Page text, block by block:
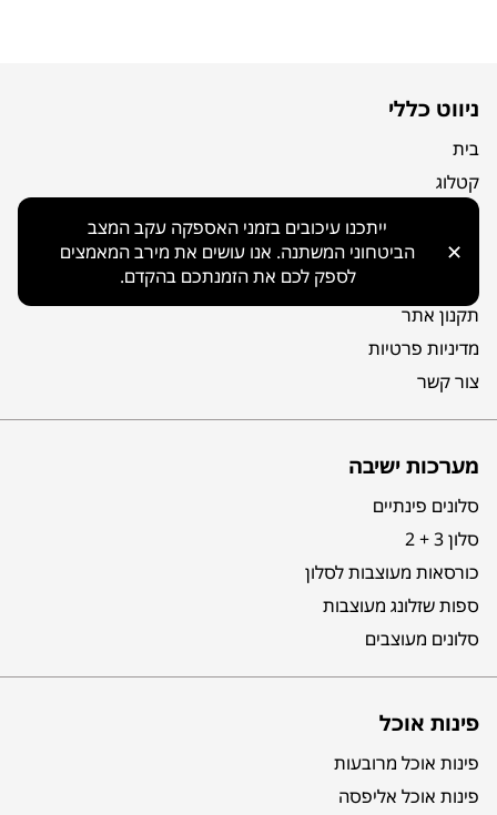
ייתכנו עיכובים בזמני האספקה עקב המצב
הביטחוני המשתנה. אנו עושים את מירב המאמצים
לספק לכם את הזמנתכם בהקדם.
✕
ניווט כללי
בית
קטלוג
אודות
מפת אתר
תקנון אתר
מדיניות פרטיות
צור קשר
מערכות ישיבה
סלונים פינתיים
סלון 3 + 2
כורסאות מעוצבות לסלון
ספות שזלונג מעוצבות
סלונים מעוצבים
פינות אוכל
פינות אוכל מרובעות
פינות אוכל אליפסה